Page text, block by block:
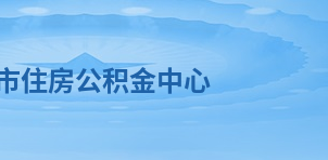
住房公积金中心